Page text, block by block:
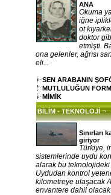
ANA
Okuma
iğne
ot
doktor
etmişti.
ona gelenler, ağrısı
eli...
SEN ARABANIN
MUTLULUĞUN
MİMİK
BİLİM - TEKNOLOJİ ¬
Sınırları
giriyor
Türkiye,
sistemlerinde uydu
alarak bu teknolojideki
Uydudan kontrol
kilometreye ulaşacak
envantere dahil